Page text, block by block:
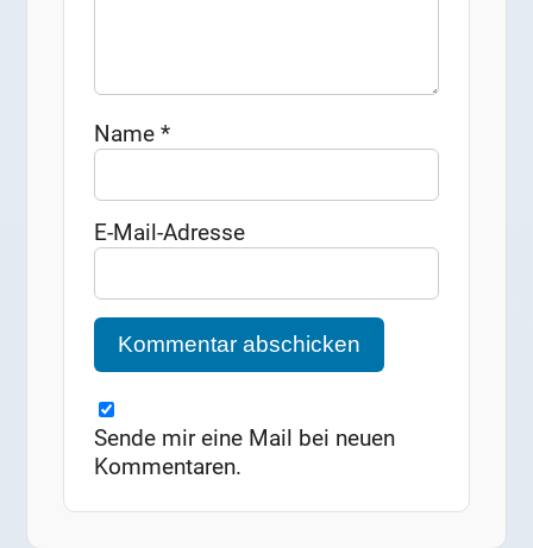
Name*
E-Mail-Adresse
Sende mir eine Mail bei neuen
Kommentaren.